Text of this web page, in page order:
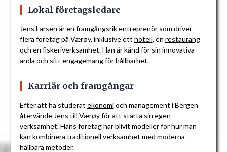
Lokal företagsledare
Jens Larsen är en framgångsrik entreprenör som driver
flera företag på Værøy, inklusive ett hotell, en restaurang
och en fiskeriverksamhet. Han är känd för sin innovativa
anda och sitt engagemang för hållbarhet.
Karriär och framgångar
Efter att ha studerat ekonomioch management i Bergen
återvände Jens till Værøy för att starta sin egen
verksamhet. Hans företag har blivit modeller för hur man
kan kombinera traditionell verksamhet med moderna
hållbara metoder.